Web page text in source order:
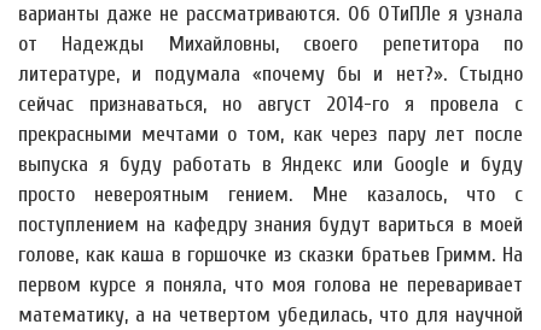
варианты даже не рассматриваются. Об ОТиПЛе я узнала
от Надежды Михайловны, своего репетитора по
литературе, и подумала «почему бы и нет?». Стыдно
сейчас признаваться, но август 2014-го я провела с
прекрасными мечтами о том, как через пару лет после
выпуска я буду работать в Яндекс или Google и буду
просто невероятным гением. Мне казалось, что с
поступлением на кафедру знания будут вариться в моей
голове, как каша в горшочке из сказки братьев Гримм. На
первом курсе я поняла, что моя голова не переваривает
математику, а на четвертом убедилась, что для научной